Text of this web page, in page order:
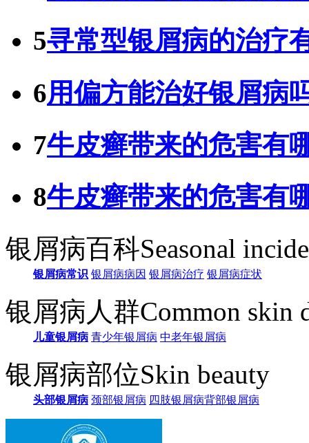
5寻常型银屑病的治疗
6用偏方能治好银屑病
7牛皮癣带来的危害有
8牛皮癣带来的危害有
银屑病百科Seasonal
银屑病常识 银屑病病因 银屑病治疗 银屑病症状
银屑病人群Common skin
儿童银屑病 青少年银屑病 中老年银屑病
银屑病部位Skin beauty
头部银屑病 颈部银屑病 四肢银屑病背部银屑病